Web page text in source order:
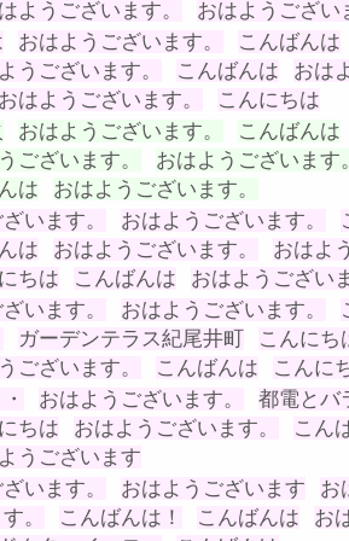
ようございます。
おはようござい
おはようございます。
こんばんは
うございます。 こんばんは
おは
おはようございます。
こんにちは
おはようございます。
こんばんは
ございます。
おはようございます
は
おはようございます。
います。 おはようございます。
は おはようございます。
おはよ
ちは こんばんは
おはようござい
います。 おはようございます。
ガーデンテラス紀尾井町
こんにち
ございます。 こんばんは
こんに
おはようございます。
都電とバ
ちは おはようございます。
こん
うございます
います。 おはようございます
お
。
こんばんは！ こんばんは
お